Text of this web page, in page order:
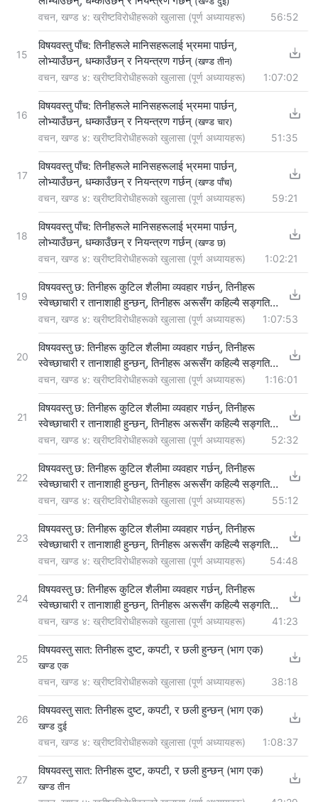
वचन, खण्ड ४: ख्रीष्टविरोधीहरूको खुलासा (पूर्ण अध्यायहरू) 56:52
15
विषयवस्तु पाँच: तिनीहरूले मानिसहरूलाई भ्रममा पार्छन्,
लोभ्याउँछन्, धम्काउँछन् र नियन्त्रण गर्छन् (खण्ड तीन)
वचन, खण्ड ४: ख्रीष्टविरोधीहरूको खुलासा (पूर्ण अध्यायहरू) 1:07:02
16
विषयवस्तु पाँच: तिनीहरूले मानिसहरूलाई भ्रममा पार्छन्,
लोभ्याउँछन्, धम्काउँछन् र नियन्त्रण गर्छन् (खण्ड चार)
वचन, खण्ड ४: ख्रीष्टविरोधीहरूको खुलासा (पूर्ण अध्यायहरू) 51:35
17
विषयवस्तु पाँच: तिनीहरूले मानिसहरूलाई भ्रममा पार्छन्,
लोभ्याउँछन्, धम्काउँछन् र नियन्त्रण गर्छन् (खण्ड पाँच)
वचन, खण्ड ४: ख्रीष्टविरोधीहरूको खुलासा (पूर्ण अध्यायहरू) 59:21
18
विषयवस्तु पाँच: तिनीहरूले मानिसहरूलाई भ्रममा पार्छन्,
लोभ्याउँछन्, धम्काउँछन् र नियन्त्रण गर्छन् (खण्ड छ)
वचन, खण्ड ४: ख्रीष्टविरोधीहरूको खुलासा (पूर्ण अध्यायहरू) 1:02:21
19
विषयवस्तु छ: तिनीहरू कुटिल शैलीमा व्यवहार गर्छन्, तिनीहरू
स्वेच्‍छाचारी र तानाशाही हुन्छन्, तिनीहरू अरूसँग कहिल्यै सङ्गति
गर्दैनन्, र अरूलाई जबरजस्ती आज्ञापालन गर्न लगाउँछन्(खण्ड
एक)
वचन, खण्ड ४: ख्रीष्टविरोधीहरूको खुलासा (पूर्ण अध्यायहरू) 1:07:53
20
विषयवस्तु छ: तिनीहरू कुटिल शैलीमा व्यवहार गर्छन्, तिनीहरू
स्वेच्‍छाचारी र तानाशाही हुन्छन्, तिनीहरू अरूसँग कहिल्यै सङ्गति
गर्दैनन्, र अरूलाई जबरजस्ती आज्ञापालन गर्न लगाउँछन्(खण्ड दुई)
वचन, खण्ड ४: ख्रीष्टविरोधीहरूको खुलासा (पूर्ण अध्यायहरू) 1:16:01
21
विषयवस्तु छ: तिनीहरू कुटिल शैलीमा व्यवहार गर्छन्, तिनीहरू
स्वेच्‍छाचारी र तानाशाही हुन्छन्, तिनीहरू अरूसँग कहिल्यै सङ्गति
गर्दैनन्, र अरूलाई जबरजस्ती आज्ञापालन गर्न लगाउँछन्(खण्ड
तीन)
वचन, खण्ड ४: ख्रीष्टविरोधीहरूको खुलासा (पूर्ण अध्यायहरू) 52:32
22
विषयवस्तु छ: तिनीहरू कुटिल शैलीमा व्यवहार गर्छन्, तिनीहरू
स्वेच्‍छाचारी र तानाशाही हुन्छन्, तिनीहरू अरूसँग कहिल्यै सङ्गति
गर्दैनन्, र अरूलाई जबरजस्ती आज्ञापालन गर्न लगाउँछन्(खण्ड
चार)
वचन, खण्ड ४: ख्रीष्टविरोधीहरूको खुलासा (पूर्ण अध्यायहरू) 55:12
23
विषयवस्तु छ: तिनीहरू कुटिल शैलीमा व्यवहार गर्छन्, तिनीहरू
स्वेच्‍छाचारी र तानाशाही हुन्छन्, तिनीहरू अरूसँग कहिल्यै सङ्गति
गर्दैनन्, र अरूलाई जबरजस्ती आज्ञापालन गर्न लगाउँछन्(खण्ड
पाँच)
वचन, खण्ड ४: ख्रीष्टविरोधीहरूको खुलासा (पूर्ण अध्यायहरू) 54:48
24
विषयवस्तु छ: तिनीहरू कुटिल शैलीमा व्यवहार गर्छन्, तिनीहरू
स्वेच्‍छाचारी र तानाशाही हुन्छन्, तिनीहरू अरूसँग कहिल्यै सङ्गति
गर्दैनन्, र अरूलाई जबरजस्ती आज्ञापालन गर्न लगाउँछन्(खण्ड छ)
वचन, खण्ड ४: ख्रीष्टविरोधीहरूको खुलासा (पूर्ण अध्यायहरू) 41:23
25
विषयवस्तु सात: तिनीहरू दुष्ट, कपटी, र छली हुन्छन् (भाग एक)
खण्ड एक
वचन, खण्ड ४: ख्रीष्टविरोधीहरूको खुलासा (पूर्ण अध्यायहरू) 38:18
26
विषयवस्तु सात: तिनीहरू दुष्ट, कपटी, र छली हुन्छन् (भाग एक)
खण्ड दुई
वचन, खण्ड ४: ख्रीष्टविरोधीहरूको खुलासा (पूर्ण अध्यायहरू) 1:08:37
27
विषयवस्तु सात: तिनीहरू दुष्ट, कपटी, र छली हुन्छन् (भाग एक)
खण्ड तीन